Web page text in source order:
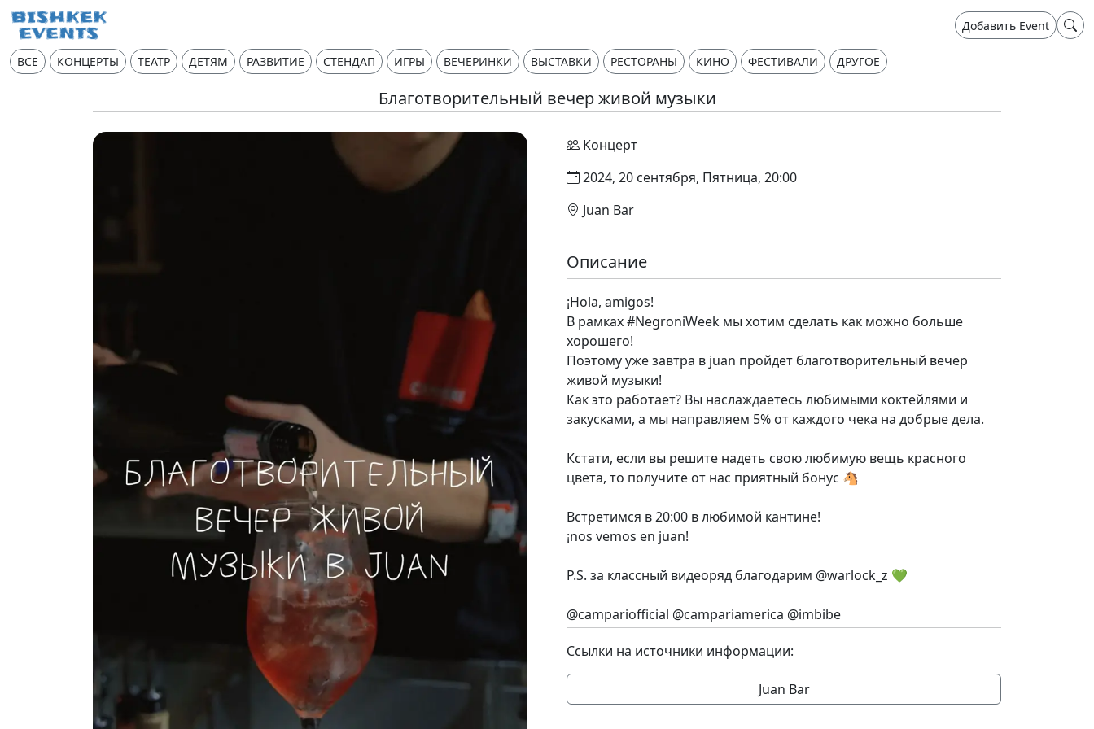
Добавить Event
ВСЕ КОНЦЕРТЫ ТЕАТР ДЕТЯМ РАЗВИТИЕ СТЕНДАП ИГРЫ ВЕЧЕРИНКИ ВЫСТАВКИ РЕСТОРАНЫ КИНО ФЕСТИВАЛИ ДРУГОЕ
Благотворительный вечер живой музыки
Концерт
2024, 20 сентября, Пятница, 20:00
Juan Bar
Описание
¡Hola, amigos!
В рамках #NegroniWeek мы хотим сделать как можно больше
хорошего!
Поэтому уже завтра в juan пройдет благотворительный вечер
живой музыки!
Как это работает? Вы наслаждаетесь любимыми коктейлями и
закусками, а мы направляем 5% от каждого чека на добрые дела.
Кстати, если вы решите надеть свою любимую вещь красного
цвета, то получите от нас приятный бонус 🐴
Встретимся в 20:00 в любимой кантине!
¡nos vemos en juan!
P.S. за классный видеоряд благодарим @warlock_z 💚
@campariofficial @campariamerica @imbibe
Ссылки на источники информации:
Juan Bar